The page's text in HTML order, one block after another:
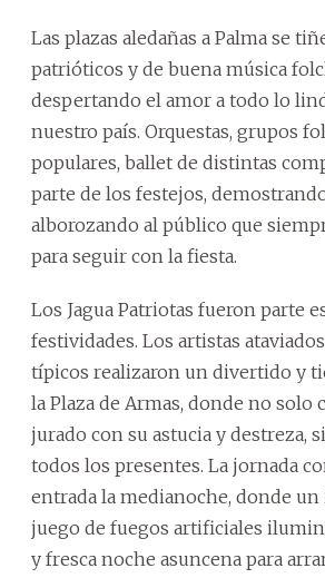
Las plazas aledañas a Palma se
patrióticos y de buena música
despertando el amor a todo lo
nuestro país. Orquestas, grupos
populares, ballet de distintas
parte de los festejos,
alborozando al público que
para seguir con la fiesta.
Los Jagua Patriotas fueron parte
festividades. Los artistas
típicos realizaron un divertido y
la Plaza de Armas, donde no solo
jurado con su astucia y destreza,
todos los presentes. La jornada
entrada la medianoche, donde
juego de fuegos artificiales
y fresca noche asuncena para